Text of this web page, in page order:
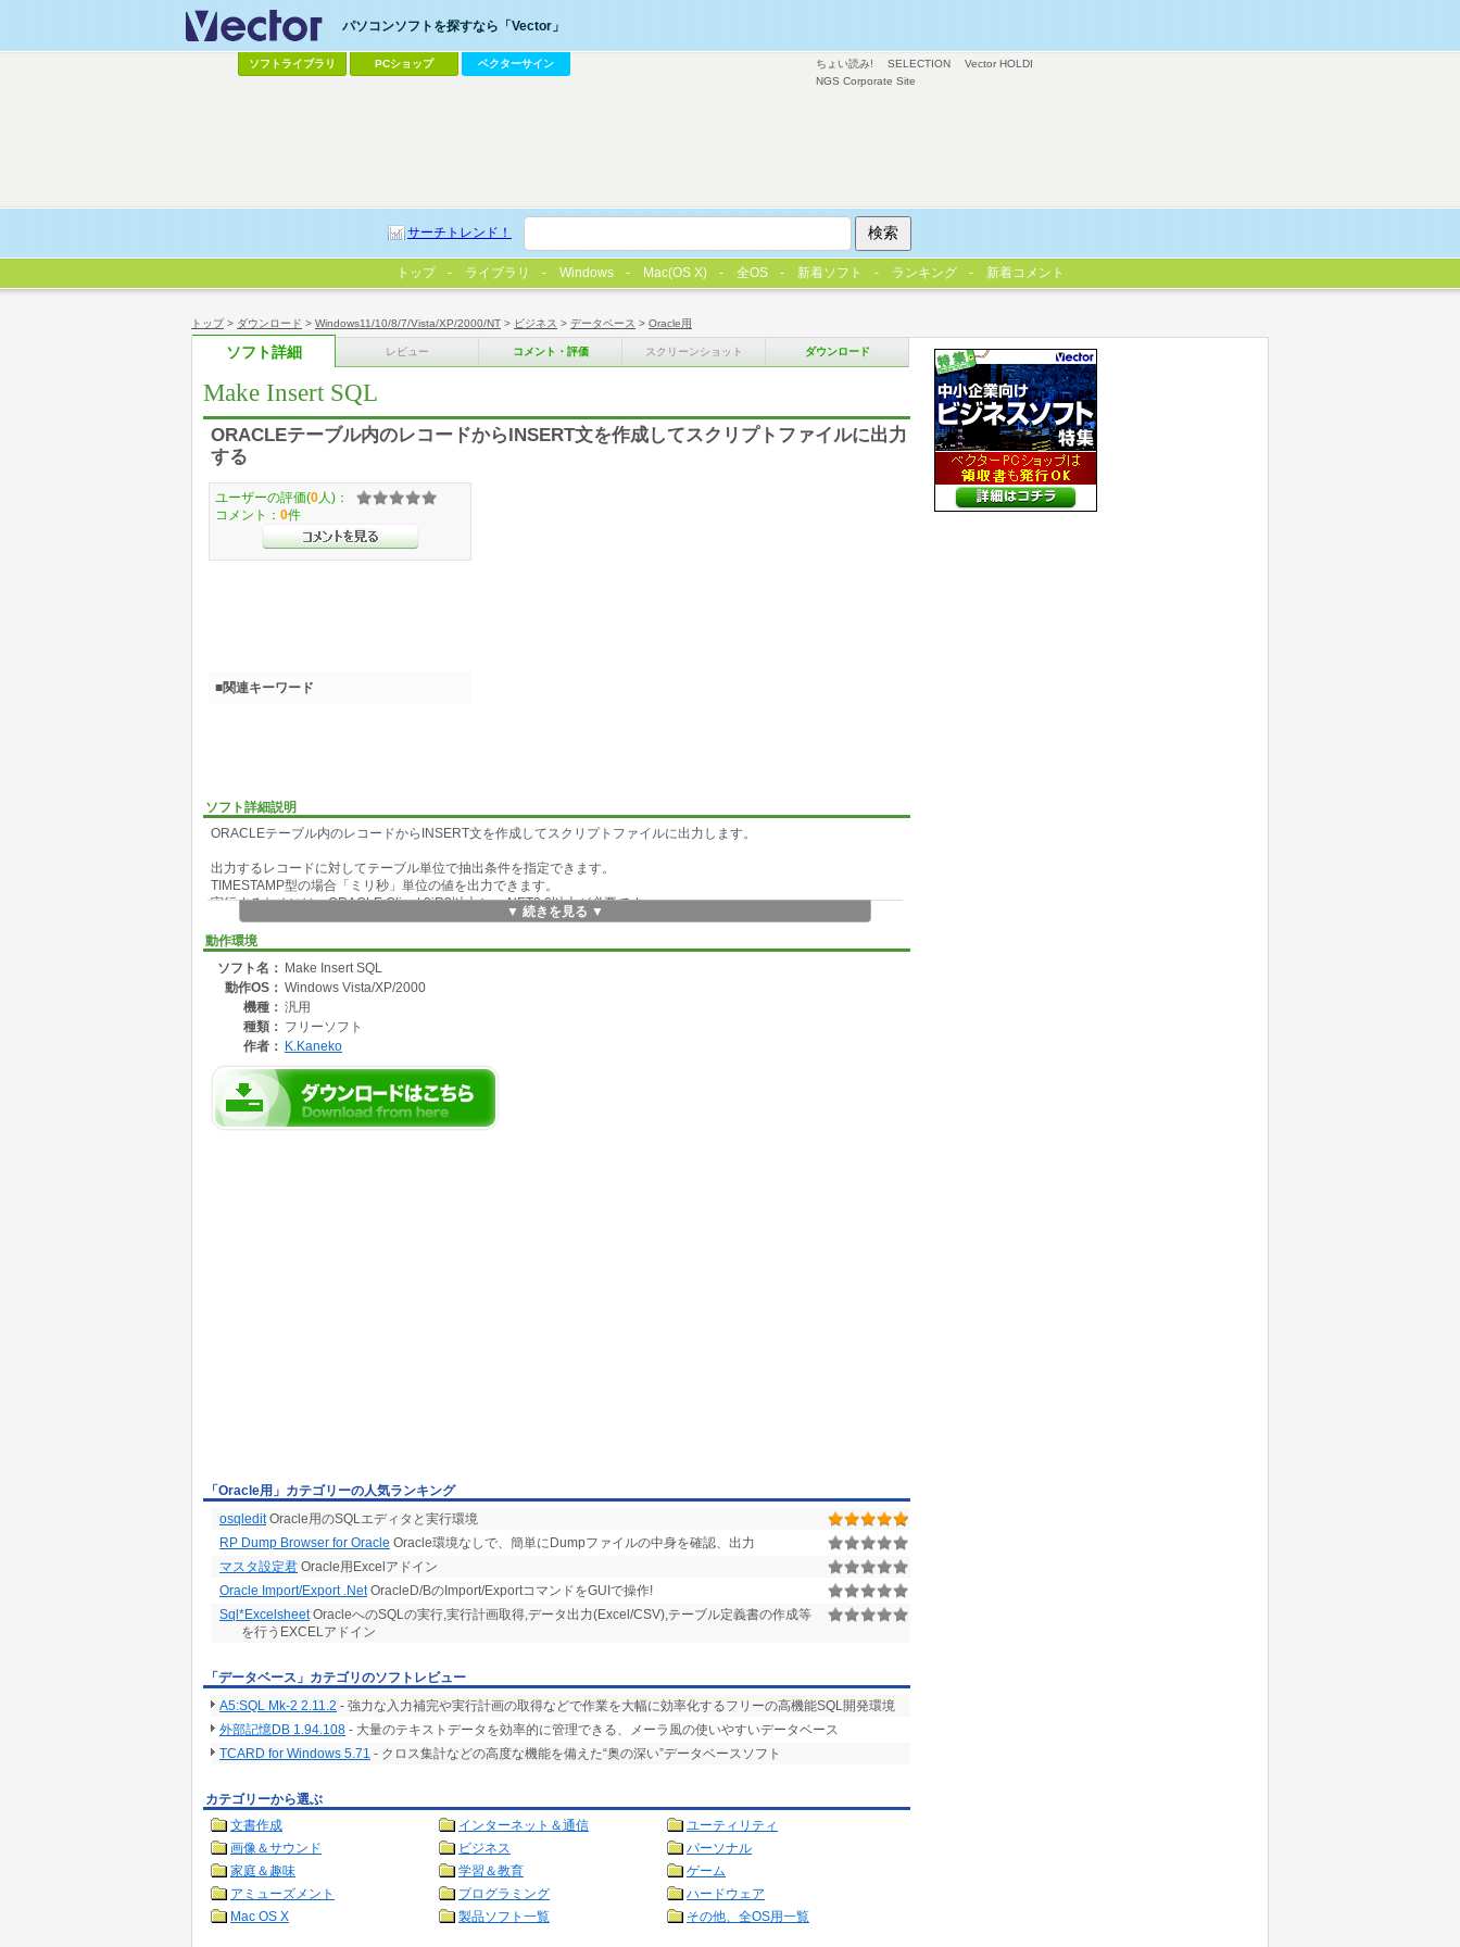
トップ> ダウンロード > Windows11/10/8/7/Vista/XP/2000/NT > ビジネス > データベース > Oracle用
ソフト詳細 レビュー コメント・評価 スクリーンショット ダウンロード
Make Insert SQL
ORACLEテーブル内のレコードからINSERT文を作成してスクリプトファイルに出力
する
ソフト詳細説明
ORACLEテーブル内のレコードからINSERT文を作成してスクリプトファイルに出力します。
出力するレコードに対してテーブル単位で抽出条件を指定できます。
TIMESTAMP型の場合「ミリ秒」単位の値を出力できます。
実行するためには、ORACLE Client 9iR2以上と、.NET2.0以上が必要です。
▼ 続きを見る ▼
動作環境
ソフト名： Make Insert SQL
動作OS： Windows Vista/XP/2000
機種： 汎用
種類： フリーソフト
作者： K.Kaneko
ユーザーの評価(0 人)：
コメント： 0件
■関連キーワード
「Oracle用」カテゴリーの人気ランキング
osqleditOracle用のSQLエディタと実行環境
RP Dump Browser for Oracle Oracle環境なしで、簡単にDumpファイルの中身を確認、出力
マスタ設定君 Oracle用Excelアドイン
Oracle Import/Export .NetOracleD/BのImport/ExportコマンドをGUIで操作!
Sql*ExcelsheetOracleへのSQLの実行,実行計画取得,データ出力(Excel/CSV),テーブル定義書の作成等
を行うEXCELアドイン
「データベース」カテゴリのソフトレビュー
A5:SQL Mk-2 2.11.2 - 強力な入力補完や実行計画の取得などで作業を大幅に効率化するフリーの高機能SQL開発環境
外部記憶DB 1.94.108 - 大量のテキストデータを効率的に管理できる、メーラ風の使いやすいデータベース
TCARD for Windows 5.71 - クロス集計などの高度な機能を備えた“奥の深い”データベースソフト
カテゴリーから選ぶ
文書作成
インターネット＆通信
ユーティリティ
画像＆サウンド
ビジネス
パーソナル
家庭＆趣味
学習＆教育
ゲーム
アミューズメント
プログラミング
ハードウェア
Mac OS X
製品ソフト一覧 その他、全OS用一覧
ちょい読み! SELECTION
Vector HOLDI
NGS Corporate Site
パソコンソフトを探すなら「Vector」
ソフトライブラリ PCショップ ベクターサイン
サーチトレンド！
トップ ライブラリ Windows Mac(OS X) 全OS 新着ソフト ランキング 新着コメント